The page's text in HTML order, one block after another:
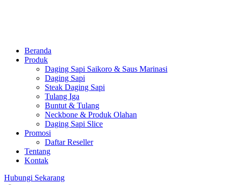
Beranda
Produk
Daging Sapi Saikoro & Saus Marinasi
Daging Sapi
Steak Daging Sapi
Tulang Iga
Buntut & Tulang
Neckbone & Produk Olahan
Daging Sapi Slice
Promosi
Daftar Reseller
Tentang
Kontak
Hubungi Sekarang